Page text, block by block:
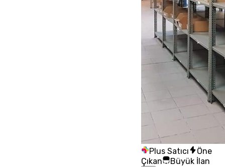
Plus Satıcı
Öne
Çıkan
Büyük İlan